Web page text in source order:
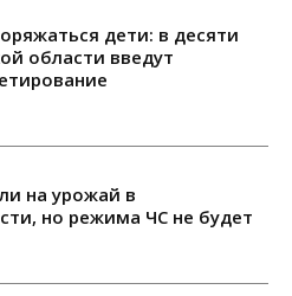
дети: в десяти
области введут
на урожай в
но режима ЧС не будет